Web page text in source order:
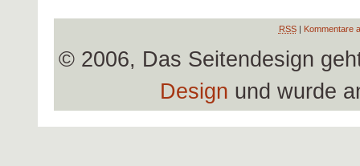
RSS| Kommentare
© 2006, Das Seitendesign
Design und wurde